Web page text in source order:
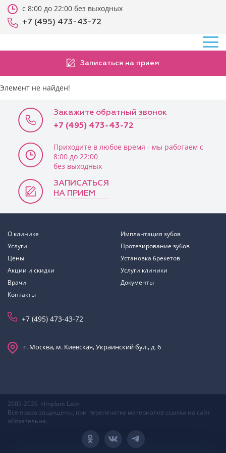
с 8:00 до 22:00 без выходных
+7 (495) 473-43-72
Записаться на прием
Элемент не найден!
Закажите обратный звонок
+7 (495) 473-43-72
Приходите в любое время - мы работаем с
8:00 до 22:00
без выходных
ЗАПИСАТЬСЯ
НА ПРИЕМ
О клинике
Услуги
Цены
Акции и скидки
Врачи
Контакты
Имплантация зубов
Протезирование зубов
Установка брекетов
Услуги клиники
Документы
+7 (495) 473-43-72
г. Москва, м. Киевская, Украинский бул., д. 6
2005-2026 «Implant Lab»
Все права защищены, при перепечатке материалов ссылка на сайт
обязательна.